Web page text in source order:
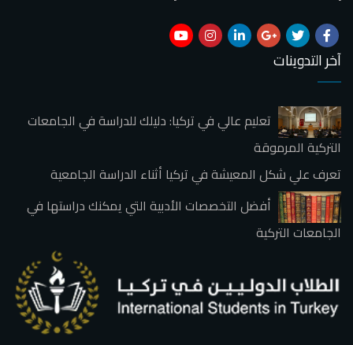
آخر التدوينات
تعليم عالي في تركيا: دليلك للدراسة في الجامعات
التركية المرموقة
تعرف علي شكل المعيشة في تركيا أثناء الدراسة الجامعية
أفضل التخصصات الأدبية التي يمكنك دراستها في
الجامعات التركية